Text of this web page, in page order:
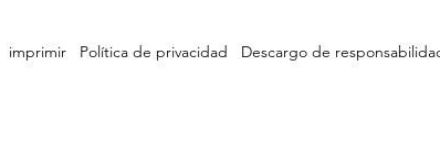
imprimir Política de privacidad
Descargo de